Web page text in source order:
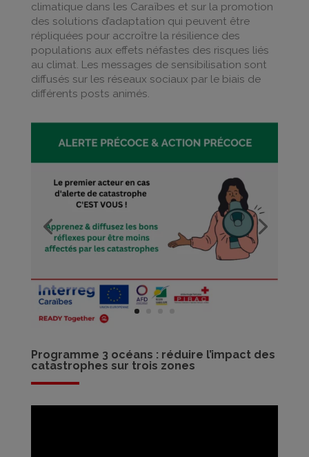
climatique dans les Caraïbes et sur la promotion
des solutions d’adaptation qui peuvent être
répliquées pour accroître la résilience des
populations aux effets néfastes des risques liés
au climat. Les messages de sensibilisation sont
diffusés sur les réseaux sociaux par le biais de
différents posts animés.
Programme 3 océans : réduire l’impact des
catastrophes sur trois zones